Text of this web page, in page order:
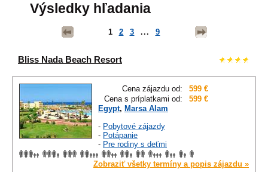
Výsledky hľadania
1 2 3 ... 9
Bliss Nada Beach Resort
Cena zájazdu od:
599 €
Cena s príplatkami od:
599 €
Egypt, Marsa Alam
- Pobytové zájazdy
- Potápanie
- Pre rodiny s deťmi
Zobraziť všetky termíny a popis zájazdu »